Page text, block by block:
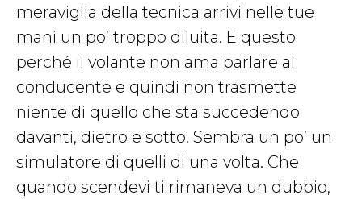
meraviglia della tecnica arrivi nelle tue
mani un po’ troppo diluita. E questo
perché il volante non ama parlare al
conducente e quindi non trasmette
niente di quello che sta succedendo
davanti, dietro e sotto. Sembra un po’ un
simulatore di quelli di una volta. Che
quando scendevi ti rimaneva un dubbio,